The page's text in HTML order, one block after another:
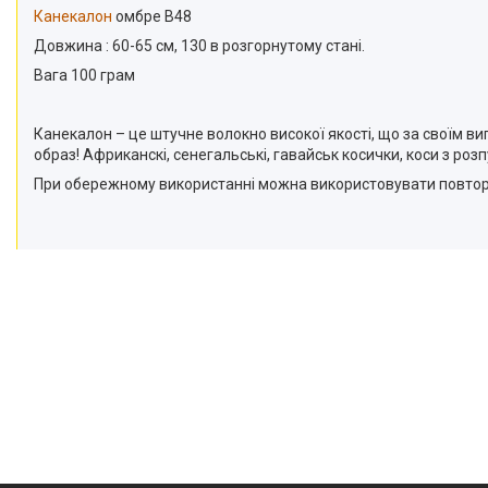
Канекалон омбре В48
Довжина : 60-65 см, 130 в розгорнутому стані.
Вага 100 грам
Канекалон – це штучне волокно високої якості, що за
образ! Африканскі, сенегальські, гавайськ косички, коси з
При обережному використанні можна використовувати